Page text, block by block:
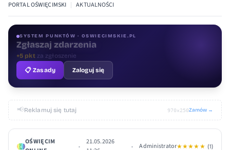
PORTAL OŚWIĘCIMSKI | AKTUALNOŚCI
SYSTEM PUNKTÓW · OSWIECIMSKIE.PL
Oceniaj treści
+1 pktza ocenę
📋 Zasady
Zaloguj się
📢Reklamuj się tutaj 970×250Zamów →
OŚWIĘCIM
•
21.05.2026
• Administrator★★★★ ★ (1)